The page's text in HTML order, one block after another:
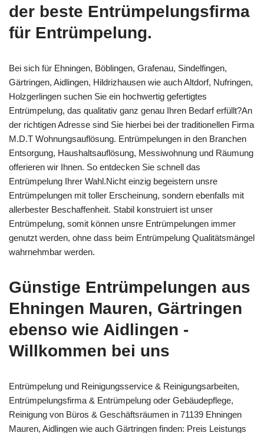
der beste Entrümpelungsfirma
für Entrümpelung.
Bei sich für Ehningen, Böblingen, Grafenau, Sindelfingen,
Gärtringen, Aidlingen, Hildrizhausen wie auch Altdorf, Nufringen,
Holzgerlingen suchen Sie ein hochwertig gefertigtes
Entrümpelung, das qualitativ ganz genau Ihren Bedarf erfüllt?An
der richtigen Adresse sind Sie hierbei bei der traditionellen Firma
M.D.T Wohnungsauflösung. Entrümpelungen in den Branchen
Entsorgung, Haushaltsauflösung, Messiwohnung und Räumung
offerieren wir Ihnen. So entdecken Sie schnell das
Entrümpelung Ihrer Wahl.Nicht einzig begeistern unsre
Entrümpelungen mit toller Erscheinung, sondern ebenfalls mit
allerbester Beschaffenheit. Stabil konstruiert ist unser
Entrümpelung, somit können unsre Entrümpelungen immer
genutzt werden, ohne dass beim Entrümpelung Qualitätsmängel
wahrnehmbar werden.
Günstige Entrümpelungen aus
Ehningen Mauren, Gärtringen
ebenso wie Aidlingen -
Willkommen bei uns
Entrümpelung und Reinigungsservice & Reinigungsarbeiten,
Entrümpelungsfirma & Entrümpelung oder Gebäudepflege,
Reinigung von Büros & Geschäftsräumen in 71139 Ehningen
Mauren, Aidlingen wie auch Gärtringen finden: Preis Leistungs